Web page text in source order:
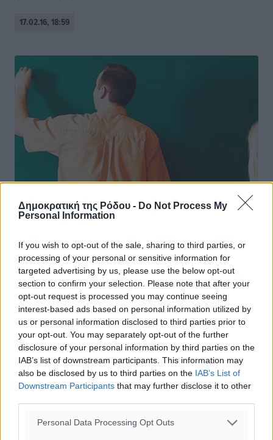
Δημοκρατική της Ρόδου - Do Not Process My
Personal Information
If you wish to opt-out of the sale, sharing to third parties, or
processing of your personal or sensitive information for
targeted advertising by us, please use the below opt-out
section to confirm your selection. Please note that after your
opt-out request is processed you may continue seeing
interest-based ads based on personal information utilized by
us or personal information disclosed to third parties prior to
your opt-out. You may separately opt-out of the further
disclosure of your personal information by third parties on the
IAB’s list of downstream participants. This information may
also be disclosed by us to third parties on the IAB’s List of
Downstream Participants that may further disclose it to other
Personal Data Processing Opt Outs
17.02.16, 18:59
Τριετές σχέδιο για 20.000 διορισμούς
στην εκπαίδευση
Τριετές σχέδιο για 20.000 διορισμούς, με έναρξη από το
2016, έχει το υπουργείο Παιδείας, ανακοίνωσε ο
υπουργός Παιδείας, Νίκος Φίλης, ο οποίος είχε
συναντήθηκε με τα δ.σ. της ...
17.02.16, 18:38